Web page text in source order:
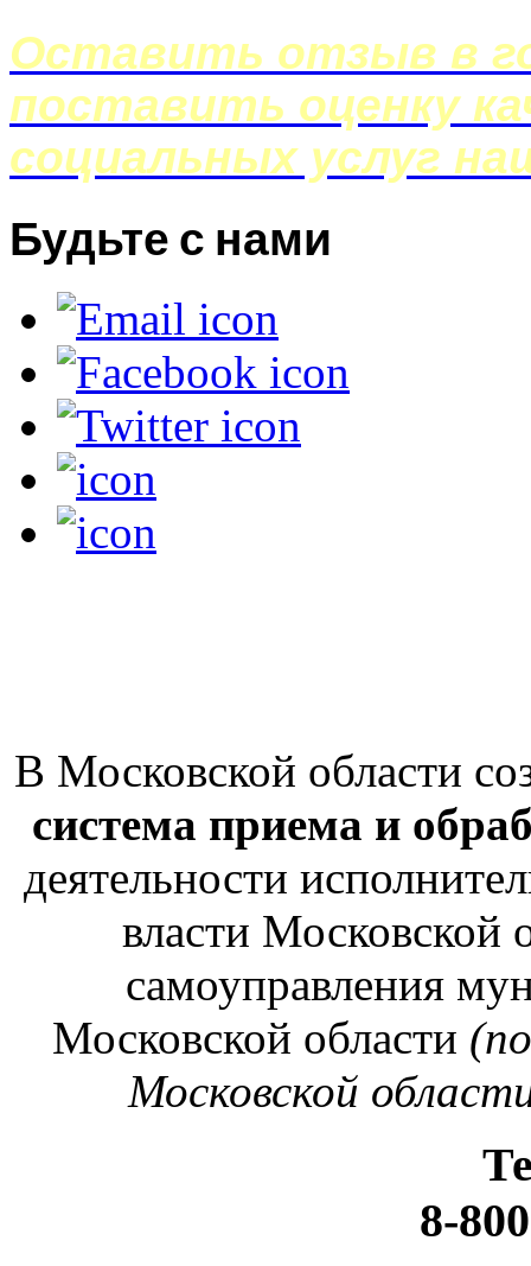
Оставить отзыв в
поставить оценку
социальных услуг
Будьте с нами
В Московской области
система приема и
деятельности
власти Московской
самоуправления
Московской области
Московской
8-